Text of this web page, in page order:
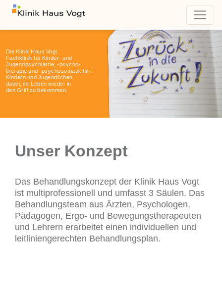
Die Klinik Haus Vogt,
Fachklinik für Kinder- und
Jugendpsychiatrie, -psycho-
therapie und -psychosomatik hilft
Kindern und Jugendlichen
dabei, ihr Leben wieder in
den Griff zu bekommen.
Unser Konzept
Das Behandlungskonzept der Klinik Haus Vogt
ist multiprofessionell und umfasst 3 Säulen. Das
Behandlungsteam aus Ärzten, Psychologen,
Pädagogen, Ergo- und Bewegungstherapeuten
und Lehrern erarbeitet einen individuellen und
leitliniengerechten Behandlungsplan.